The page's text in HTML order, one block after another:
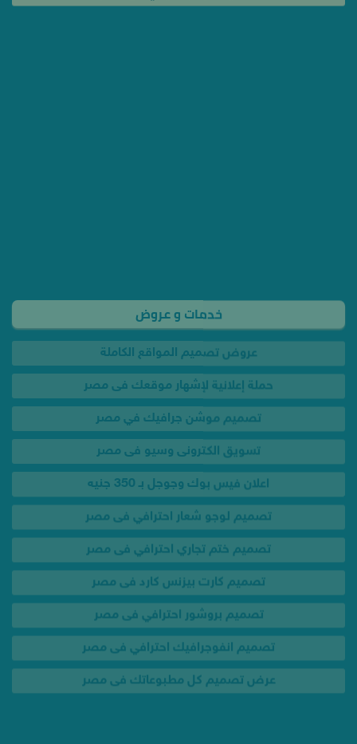
تصميم موشن جرافيك في مصر
تسويق الكترونى وسيو فى مصر
اعلان فيس بوك وجوجل بـ 350 جنيه
تصميم لوجو شعار احترافي فى مصر
تصميم ختم تجاري احترافي فى مصر
تصميم كارت بيزنس كارد فى مصر
تصميم بروشور احترافي فى مصر
تصميم انفوجرافيك احترافي فى مصر
عرض تصميم كل مطبوعاتك فى مصر